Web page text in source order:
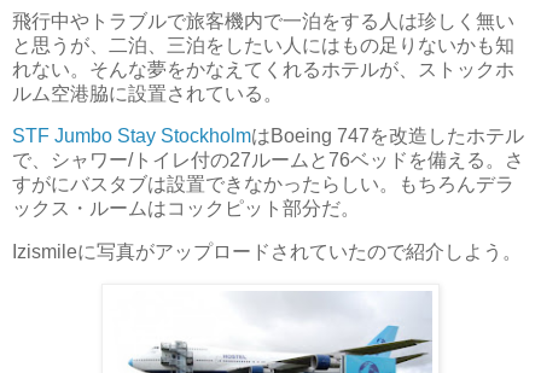
飛行中やトラブルで旅客機内で一泊をする人は珍しく無い
と思うが、二泊、三泊をしたい人にはもの足りないかも知
れない。そんな夢をかなえてくれるホテルが、ストックホ
ルム空港脇に設置されている。
STF Jumbo Stay StockholmはBoeing 747を改造したホテル
で、シャワー/トイレ付の27ルームと76ベッドを備える。さ
すがにバスタブは設置できなかったらしい。もちろんデラ
ックス・ルームはコックピット部分だ。
Izismileに写真がアップロードされていたので紹介しよう。